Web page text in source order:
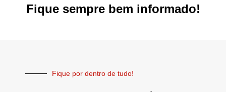
Fique sempre bem informado!
Fique por dentro de tudo!